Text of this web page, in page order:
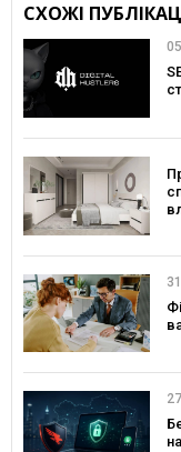
СХОЖІ